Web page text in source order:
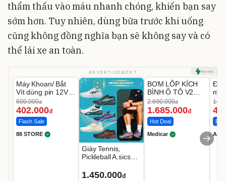
thẩm thấu vào máu nhanh chóng, khiến bạn say
sớm hơn. Tuy nhiên, dùng bữa trước khi uống
cũng không đồng nghĩa bạn sẽ không say và có
thể lái xe an toàn.
ADVERTISEMENT
-33%
Máy Khoan/ Bắt
Vít dùng pin 12V -
DV3312
600.000đ
402.000đ
Flash Sale
88 STORE
Giày Tennis,
Pickleball A.sics
Các Phối Màu
1.450.000đ
-37%
BƠM LỐP KÍCH
BÌNH Ô TÔ V2
4IN1 Medicar
12.000mAh
2.690.000đ
1.685.000đ
Hot Deal
Medicar A